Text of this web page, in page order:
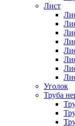
Лист
Уголок
Труба